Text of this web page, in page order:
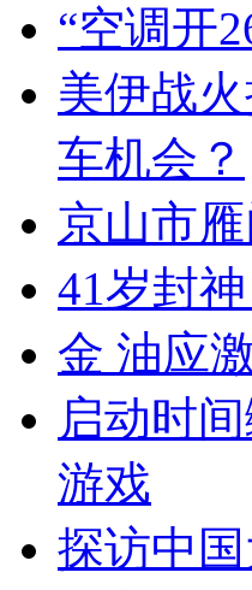
“空调开
美伊战
车机会？
京山市
41岁封
金 油应
启动时
游戏
探访中